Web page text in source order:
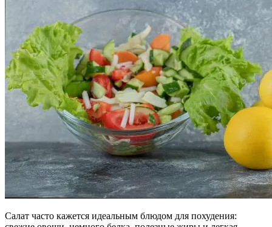
Салат часто кажется идеальным блюдом для похудения: